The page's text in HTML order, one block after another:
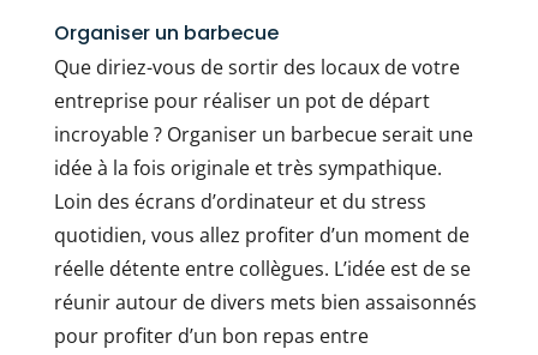
Organiser un barbecue
Que diriez-vous de sortir des locaux de votre
entreprise pour réaliser un pot de départ
incroyable ? Organiser un barbecue serait une
idée à la fois originale et très sympathique.
Loin des écrans d’ordinateur et du stress
quotidien, vous allez profiter d’un moment de
réelle détente entre collègues. L’idée est de se
réunir autour de divers mets bien assaisonnés
pour profiter d’un bon repas entre